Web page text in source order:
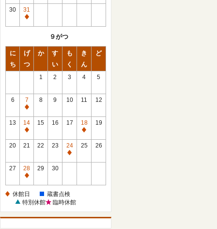
館
日
30
31
休
９がつ
に
ち
げ
つ
か
す
い
も
く
き
ん
ど
1 2 3 4 5
6
7
休
館
日
8 9 10 11 12
13
14
休
館
15 16 17
18
休
館
19
20 21 22 23
24
休
25 26
27
28
休
日
29 30
休館日
蔵書点検
特別休館
臨時休館